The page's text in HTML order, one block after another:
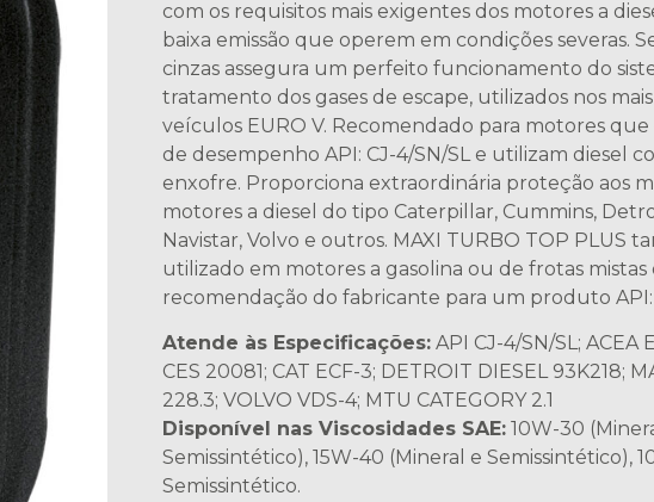
com os requisitos mais exigentes dos motores a
baixa emissão que operem em condições severas.
cinzas assegura um perfeito funcionamento do
tratamento dos gases de escape, utilizados nos
veículos EURO V. Recomendado para motores que
de desempenho API: CJ-4/SN/SL e utilizam diesel
enxofre. Proporciona extraordinária proteção aos
motores a diesel do tipo Caterpillar, Cummins,
Navistar, Volvo e outros. MAXI TURBO TOP PLUS
utilizado em motores a gasolina ou de frotas
recomendação do fabricante para um produto API:
Atende às Especificações:API CJ-4/SN/SL; ACEA
CES 20081; CAT ECF-3; DETROIT DIESEL 93K218;
228.3; VOLVO VDS-4; MTU CATEGORY 2.1
Disponível nas Viscosidades SAE:10W-30
Semissintético), 15W-40 (Mineral e Semissintético),
Semissintético.